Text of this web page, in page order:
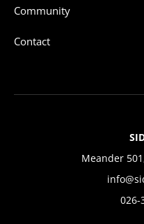
Community
Contact
Meander
026-